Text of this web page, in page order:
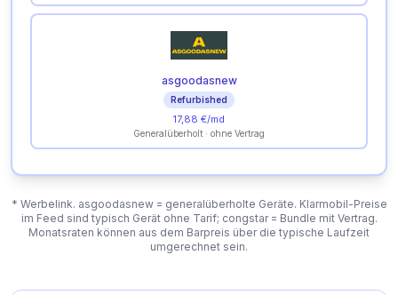
asgoodasnew
Refurbished
17,88 €/md
Generalüberholt · ohne Vertrag
* Werbelink. asgoodasnew = generalüberholte Geräte. Klarmobil-Preise
im Feed sind typisch Gerät ohne Tarif; congstar = Bundle mit Vertrag.
Monatsraten können aus dem Barpreis über die typische Laufzeit
umgerechnet sein.